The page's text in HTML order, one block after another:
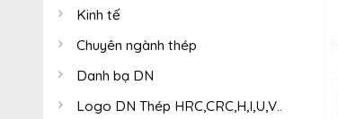
Kinh tế
Chuyên ngành thép
Danh bạ DN
Logo DN Thép HRC,CRC,H,I,U,V..